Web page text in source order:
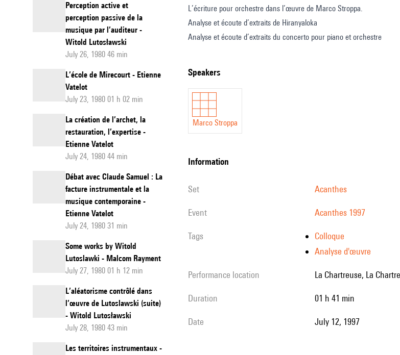
Perception active et
perception passive de la
musique par l’auditeur -
Witold Lutosławski
July 26, 1980 46 min
L’école de Mirecourt - Etienne
Vatelot
July 23, 1980 01 h 02 min
La création de l’archet, la
restauration, l’expertise -
Etienne Vatelot
July 24, 1980 44 min
Débat avec Claude Samuel : La
facture instrumentale et la
musique contemporaine -
Etienne Vatelot
July 24, 1980 31 min
Some works by Witold
Lutoslawki - Malcom Rayment
July 27, 1980 01 h 12 min
L’aléatorisme contrôlé dans
l’œuvre de Lutoslawski (suite)
- Witold Lutosławski
July 28, 1980 43 min
Les territoires instrumentaux -
L’écriture pour orchestre dans l’œuvre de Marco Stroppa.
Analyse et écoute d’extraits de Hiranyaloka
Analyse et écoute d’extraits du concerto pour piano et orchestre
speakers
Marco Stroppa
information
set Acanthes
event Acanthes 1997
Tags
Colloque
Analyse d'œuvre
performance location La Chartreuse, La
duration 01 h 41 min
date July 12, 1997